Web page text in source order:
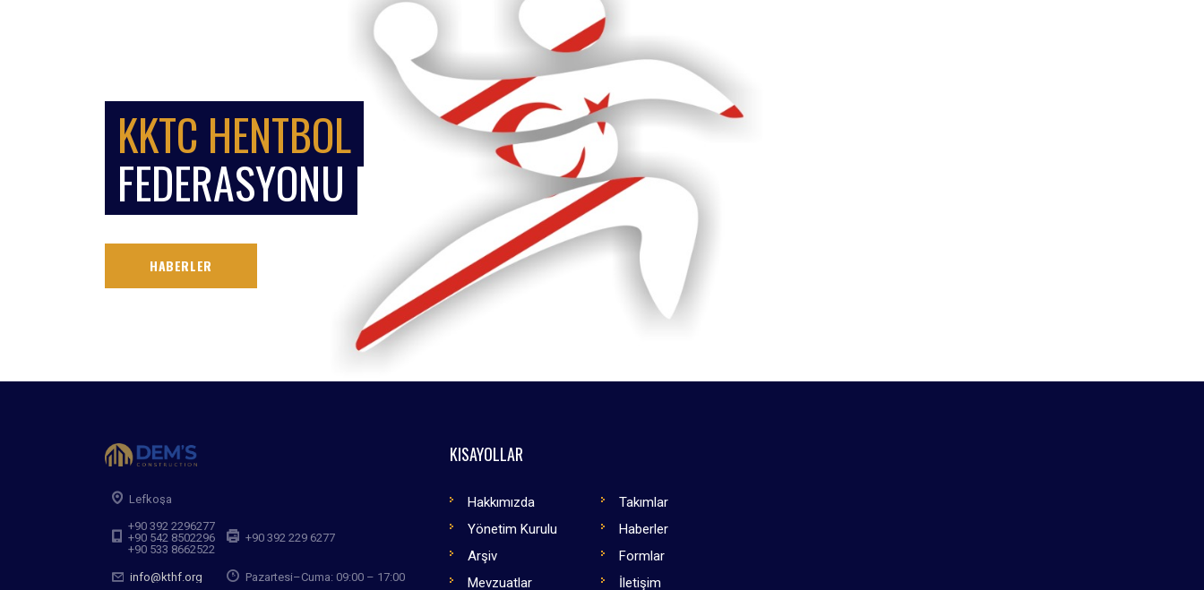
KKTC HENTBOL
FEDERASYONU
HABERLER
Lefkoşa
+90 392 2296277
+90 542 8502296
+90 533 8662522
+90 392 229 6277
info@kthf.org Pazartesi–Cuma: 09:00 – 17:00
KISAYOLLAR
Hakkımızda
Takımlar
Yönetim Kurulu
Haberler
Arşiv
Formlar
Mevzuatlar
İletişim